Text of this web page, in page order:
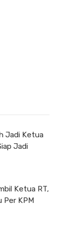
Jadi Ketua
Jadi
Ketua RT,
Per KPM